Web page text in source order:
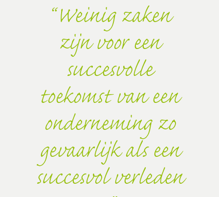
Weinig zaken
zijn voor een
succesvolle
toekomst van een
onderneming zo
gevaarlijk als een
succesvol verleden